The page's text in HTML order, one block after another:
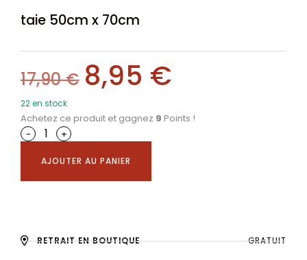
taie 50cm x 70cm
17,90€ 8,95 €
22 en stock
Achetez ce produit et gagnez 9 Points !
-
+
AJOUTER AU PANIER
RETRAIT EN BOUTIQUE GRATUIT